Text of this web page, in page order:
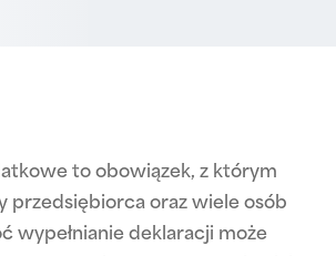
to obowiązek, z którym
przedsiębiorca oraz wiele osób
wypełnianie deklaracji może